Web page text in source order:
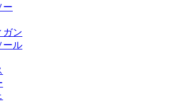
ー
ガン
ール